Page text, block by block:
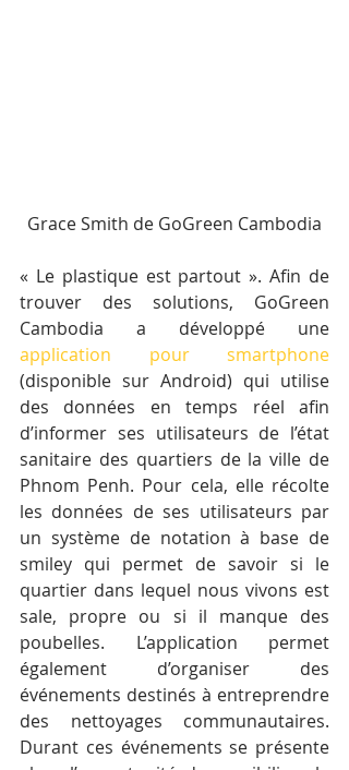
Grace Smith de GoGreen Cambodia
« Le plastique est partout ». Afin de
trouver des solutions, GoGreen
application pour smartphone
(disponible sur Android) qui utilise
des données en temps réel afin
d’informer ses utilisateurs de l’état
sanitaire des quartiers de la ville de
Phnom Penh. Pour cela, elle récolte
les données de ses utilisateurs par
un système de notation à base de
smiley qui permet de savoir si le
quartier dans lequel nous vivons est
sale, propre ou si il manque des
poubelles. L’application permet
également d’organiser des
événements destinés à entreprendre
des nettoyages communautaires.
Durant ces événements se présente